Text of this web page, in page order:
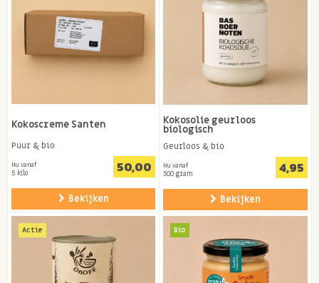
Kokoscreme Santen
Puur & bio
Nu vanaf
5 kilo 50,00
Bekijken
Kokosolie geurloos
biologisch
Geurloos & bio
Nu vanaf
500 gram 4,95
Bekijken
Actie Bio